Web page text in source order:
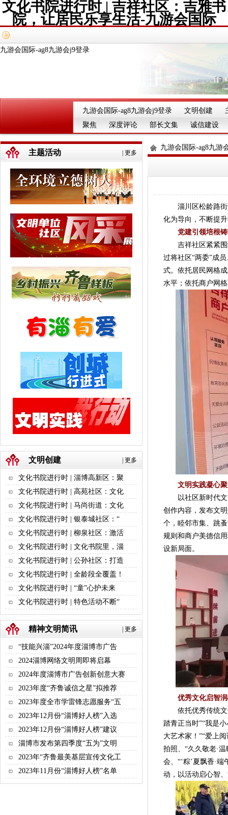
文化书院进行时 | 吉祥社区：吉雅书
院，让居民乐享生活-九游会国际
九游会国际-ag8九游会j9登录
九游会国际-ag8九游会j9登录 文明创建
聚焦
深度评论 部长文集 诚信建设
更多
主题活动
更多
文明创建
文化书院进行时 | 淄博高新区：聚
文化书院进行时 | 高苑社区：文化
文化书院进行时 | 马尚街道：文化
文化书院进行时 | 银泰城社区：“
文化书院进行时 | 柳泉社区：激活
文化书院进行时 | 文化书院里，淄
文化书院进行时 | 公孙社区：打造
文化书院进行时 | 全龄段全覆盖！
文化书院进行时 | “童”心护未来
文化书院进行时 | 特色活动不断“
更多
精神文明简讯
“技能兴淄”2024年度淄博市广告
2024淄博网络文明周即将启幕
2024年度淄博市广告创新创意大赛
2023年度“齐鲁诚信之星”拟推荐
2023年度全市学雷锋志愿服务“五
2023年12月份“淄博好人榜”入选
2023年12月份“淄博好人榜”建议
淄博市发布第四季度“五为”文明
2023年“齐鲁最美基层宣传文化工
2023年11月份“淄博好人榜”名单
九游会国际-ag8九游
淄川区松龄路街
化为导向，不断提
党建引领培根
吉祥社区紧紧围绕
过将社区“两委”成
式。依托居民网格
水平；依托商户网
文明实践凝心
以社区新时代文
创作内容，发布文
个，睦邻市集、跳
规则和商户美德信
设新局面。
优秀文化启智
依托优秀传统文
踏青正当时”“我是小
大艺术家！”“爱上
拍照、“久久敬老·
会、“‘粽’夏飘香·
动，以活动启心智